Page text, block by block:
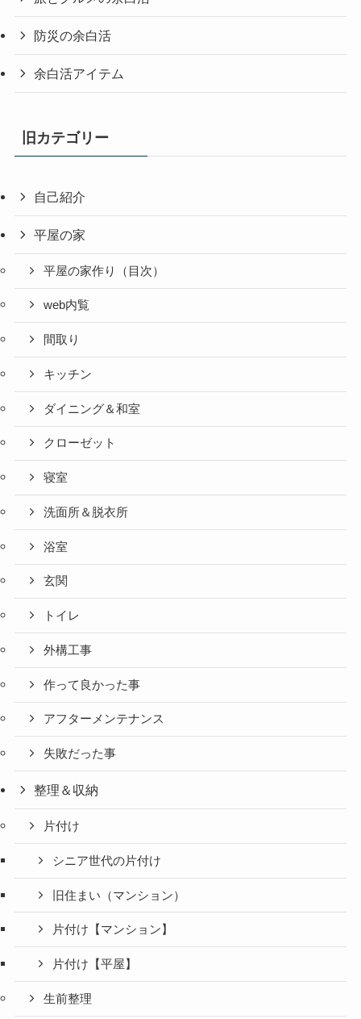
防災の余白活
余白活アイテム
旧カテゴリー
自己紹介
平屋の家
平屋の家作り（目次）
web内覧
間取り
キッチン
ダイニング＆和室
クローゼット
寝室
洗面所＆脱衣所
浴室
玄関
トイレ
外構工事
作って良かった事
アフターメンテナンス
失敗だった事
整理＆収納
片付け
シニア世代の片付け
旧住まい（マンション）
片付け【マンション】
片付け【平屋】
生前整理